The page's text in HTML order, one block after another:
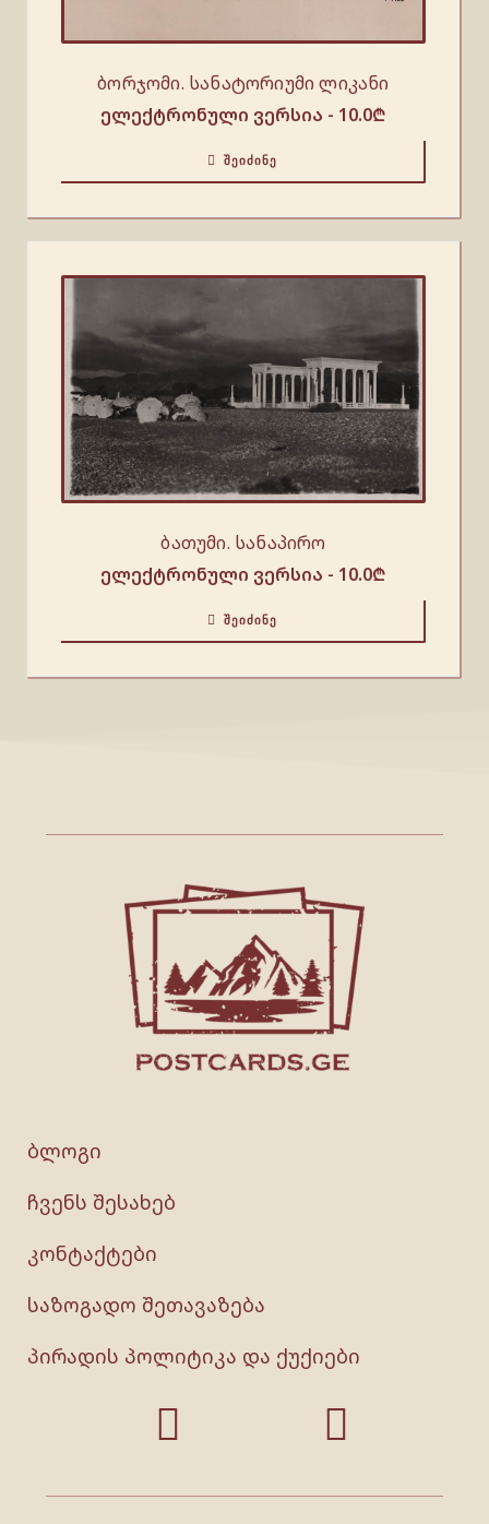
ბორჯომი. სანატორიუმი ლიკანი
ელექტრონული ვერსია - 10.0₾
ᲨᲔᲘᲫᲘᲜᲔ
ბათუმი. სანაპირო
ელექტრონული ვერსია - 10.0₾
ᲨᲔᲘᲫᲘᲜᲔ
ბლოგი
ჩვენს შესახებ
კონტაქტები
საზოგადო შეთავაზება
პირადის პოლიტიკა და ქუქიები